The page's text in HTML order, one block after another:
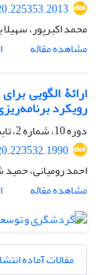
محمد اکبرپور، سهیلا
مشاهده مقاله
ارائۀ الگویی
رویکرد
دوره 10، شماره 2، تابستان 1400، صفحه
احمد رومیانی،
مشاهده مقاله
مقالات آماده